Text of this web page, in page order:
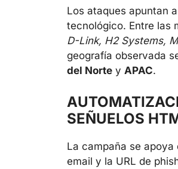
Los ataques apuntan
tecnológico. Entre las
D-Link, H2 Systems,
geografía observada
del Norte y APAC.
SEÑUELOS
La campaña se apoya
email y la URL de